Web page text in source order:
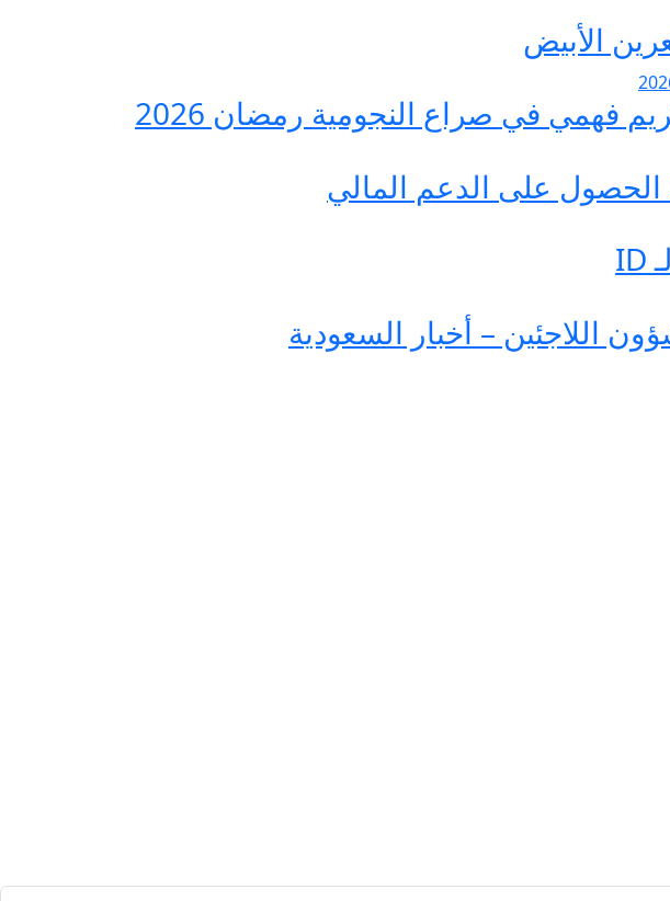
الأبيض
فهمي في صراع النجومية رمضان 2026
الحصول على الدعم المالي
اللاجئين – أخبار السعودية